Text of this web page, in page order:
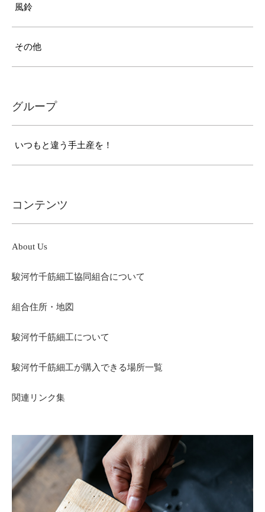
風鈴
その他
グループ
いつもと違う手土産を！
コンテンツ
About Us
駿河竹千筋細工協同組合について
組合住所・地図
駿河竹千筋細工について
駿河竹千筋細工が購入できる場所一覧
関連リンク集